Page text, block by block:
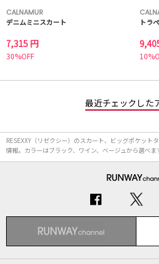
CALNAMUR
デニムミニスカート
7,315 円
30%OFF
トラ
最近チェックした
RESEXXY（リゼクシー）のスカート、ビッグポケット
情報。カラーはブラック、ワイン、ベージュから選べま